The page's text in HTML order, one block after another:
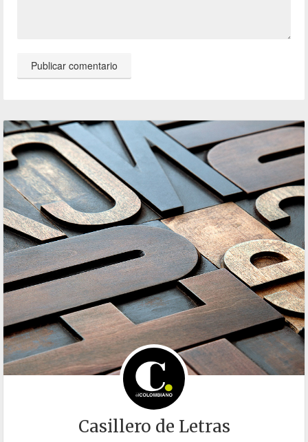
Casillero de Letras